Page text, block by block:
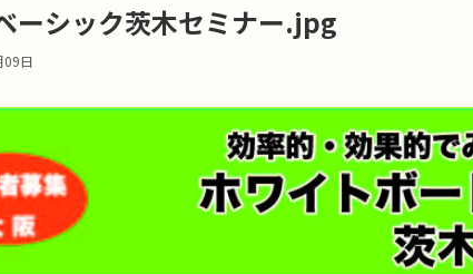
ーシック茨木セミナー.jpg
09日